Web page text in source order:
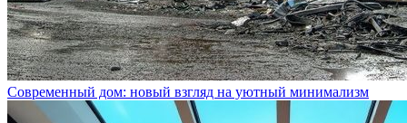
Современный дом: новый взгляд на уютный минимализм